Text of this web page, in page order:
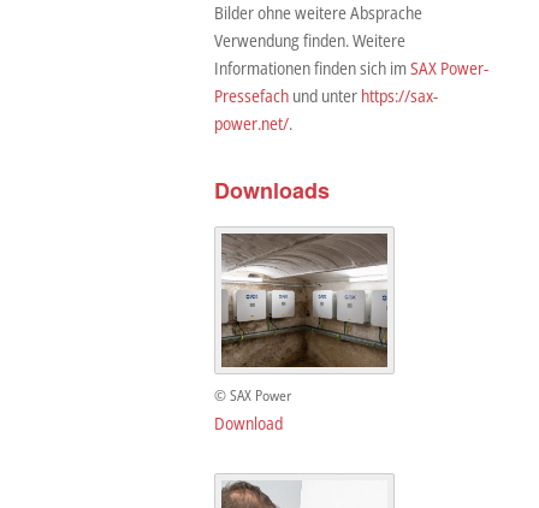
Bilder ohne weitere Absprache
Verwendung finden. Weitere
Informationen finden sich imSAX Power-
Pressefachund unter https://sax-
power.net/.
Downloads
© SAX Power
Download